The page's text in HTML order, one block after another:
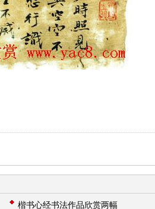
楷书心经书法作品欣赏两幅